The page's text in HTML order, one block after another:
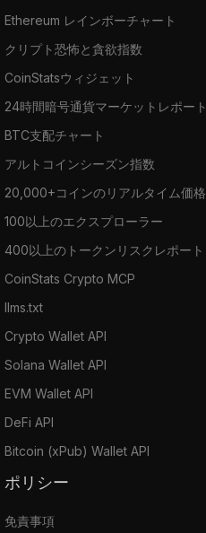
Ethereum レインボーチャート
クリプト恐怖と貪欲指数
CoinStatsウィジェット
24時間暗号通貨マーケットレポート
BTC支配チャート
アルトコインシーズン指数
20,000+コインのリアルタイム価格
100以上のエクスプローラー
400以上のトークンリスクレポート
CoinStats Crypto MCP
llms.txt
Crypto Wallet API
Solana Wallet API
EVM Wallet API
DeFi API
Bitcoin (xPub) Wallet API
ポリシー
免責事項